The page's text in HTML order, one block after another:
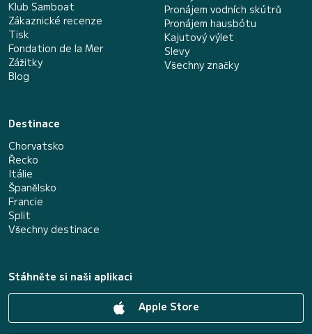
Klub Samboat
Zákaznické recenze
Tisk
Fondation de la Mer
Zážitky
Blog
Pronájem vodních skútrů
Pronájem hausbótu
Kajutový výlet
Slevy
Všechny značky
Destinace
Chorvatsko
Řecko
Itálie
Španělsko
Francie
Split
Všechny destinace
Stáhněte si naši aplikaci
Apple Store